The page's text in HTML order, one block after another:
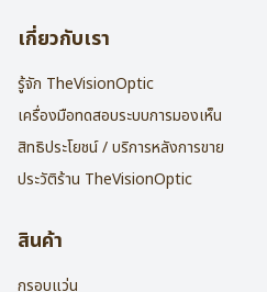
เกี่ยวกับเรา
รู้จัก TheVisionOptic
เครื่องมือทดสอบระบบการมองเห็น
สิทธิประโยชน์ / บริการหลังการขาย
ประวัติร้าน TheVisionOptic
สินค้า
กรอบแว่น